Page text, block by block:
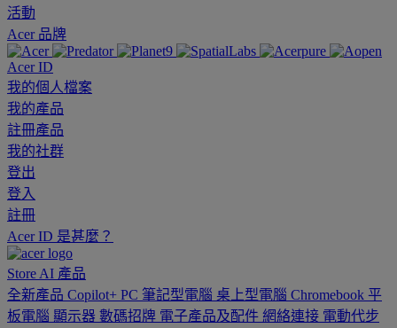
活動
Acer 品牌
Acer ID
我的個人檔案
我的產品
註冊產品
我的社群
登出
登入
註冊
Acer ID 是甚麼？
Store AI 產品
全新產品 Copilot+ PC 筆記型電腦 桌上型電腦 Chromebook 平
板電腦 顯示器 數碼招牌 電子產品及配件 網絡連接 電動代步